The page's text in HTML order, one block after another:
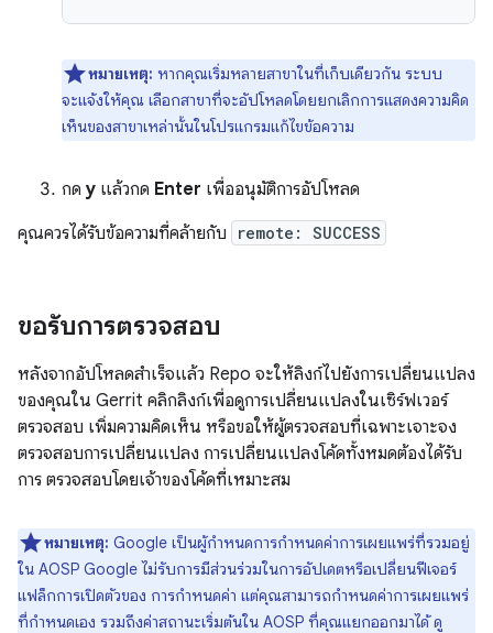
หมายเหตุ: หากคุณเริ่มหลายสาขาในที่เก็บเดียวกัน ระบบ
จะแจ้งให้คุณ เลือกสาขาที่จะอัปโหลดโดยยกเลิกการแสดงความคิด
เห็นของสาขาเหล่านั้นในโปรแกรมแก้ไขข้อความ
กด y แล้วกด Enter เพื่ออนุมัติการอัปโหลด
คุณควรได้รับข้อความที่คล้ายกับ
remote: SUCCESS
ขอรับการตรวจสอบ
หลังจากอัปโหลดสำเร็จแล้ว Repo จะให้ลิงก์ไปยังการเปลี่ยนแปลง
ของคุณใน Gerrit คลิกลิงก์เพื่อดูการเปลี่ยนแปลงในเซิร์ฟเวอร์
ตรวจสอบ เพิ่มความคิดเห็น หรือขอให้ผู้ตรวจสอบที่เฉพาะเจาะจง
ตรวจสอบการเปลี่ยนแปลง การเปลี่ยนแปลงโค้ดทั้งหมดต้องได้รับ
การ ตรวจสอบโดยเจ้าของโค้ดที่เหมาะสม
หมายเหตุ: Google เป็นผู้กำหนดการกำหนดค่าการเผยแพร่ที่รวมอยู่
ใน AOSP Google ไม่รับการมีส่วนร่วมในการอัปเดตหรือเปลี่ยนฟีเจอร์
แฟล็กการเปิดตัวของ การกำหนดค่า แต่คุณสามารถกำหนดค่าการเผยแพร่
ที่กำหนดเอง รวมถึงค่าสถานะเริ่มต้นใน AOSP ที่คุณแยกออกมาได้ ดู